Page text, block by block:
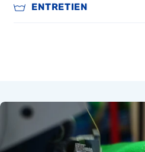
ENTRETIEN